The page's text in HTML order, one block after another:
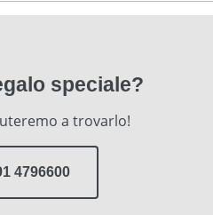
speciale?
a trovarlo!
4796600